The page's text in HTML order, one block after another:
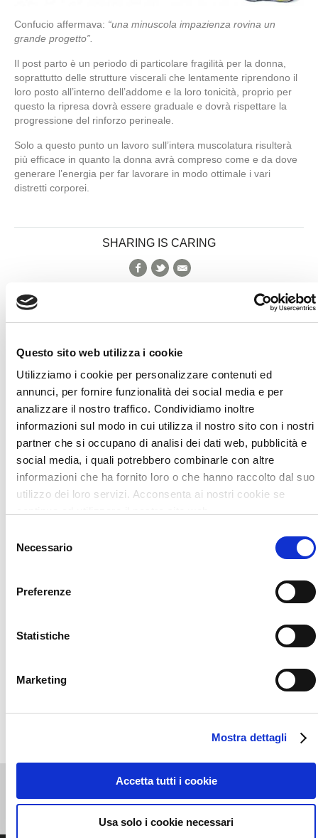
Questo sito web utilizza i cookie
Utilizziamo i cookie per personalizzare contenuti ed
annunci, per fornire funzionalità dei social media e per
analizzare il nostro traffico. Condividiamo inoltre
informazioni sul modo in cui utilizza il nostro sito con i nostri
partner che si occupano di analisi dei dati web, pubblicità e
social media, i quali potrebbero combinarle con altre
informazioni che ha fornito loro o che hanno raccolto dal suo
utilizzo dei loro servizi. Acconsenta ai nostri cookie se
delNecessario
Preferenze
Statistiche
Marketing
Mostra dettagli
Accetta tutti i cookie
Usa solo i cookie necessari
Confucio affermava: “una minuscola impazienza rovina un
grande progetto”.
Il post parto è un periodo di particolare fragilità per la donna,
soprattutto delle strutture viscerali che lentamente riprendono il
loro posto all’interno dell’addome e la loro tonicità, proprio per
questo la ripresa dovrà essere graduale e dovrà rispettare la
progressione del rinforzo perineale.
Solo a questo punto un lavoro sull’intera muscolatura risulterà
più efficace in quanto la donna avrà compreso come e da dove
generare l’energia per far lavorare in modo ottimale i vari
distretti corporei.
SHARING IS CARING
Facebook
TwitterE-Mail
ULTIME NOTIZIE E CURIOSITÀ
BIA 101 Anniversary Edition
Osteopatia Pediatrica